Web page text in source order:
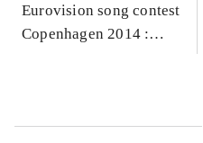
Eurovision song contest
Copenhagen 2014 :